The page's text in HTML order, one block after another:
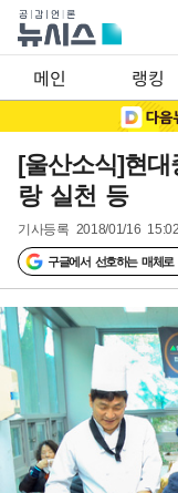
메인 랭킹
[울산소식]현
랑 실천 등
기사등록 2018/01/16
구글에서 선호하는 매체로